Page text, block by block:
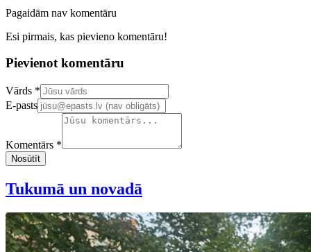
Pagaidām nav komentāru
Esi pirmais, kas pievieno komentāru!
Pievienot komentāru
Confirm your email address
Vārds *
E-pasts
Komentārs *
Nosūtīt
Tukumā un novadā